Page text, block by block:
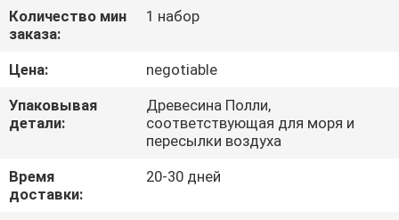
СВЯЖИТЕСЬ
МЫ
НОВОСТИ
СЛУЧАИ
Количество мин
заказа:
1 набор
Цена:
negotiable
Упаковывая
детали:
Древесина Полли,
соответствующая для моря и
пересылки воздуха
Время
доставки:
20-30 дней